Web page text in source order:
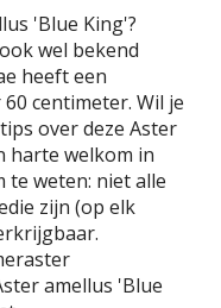
'Blue King'?
wel bekend
heeft een
centimeter. Wil je
over deze Aster
harte welkom in
weten: niet alle
zijn (op elk
amellus 'Blue